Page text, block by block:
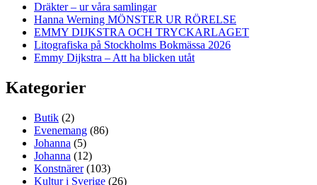
Dräkter – ur våra samlingar
Hanna Werning MÖNSTER UR RÖRELSE
EMMY DIJKSTRA OCH TRYCKARLAGET
Litografiska på Stockholms Bokmässa 2026
Emmy Dijkstra – Att ha blicken utåt
Kategorier
Butik (2)
Evenemang (86)
Johanna (5)
Johanna (12)
Konstnärer(103)
Kultur i Sverige (26)